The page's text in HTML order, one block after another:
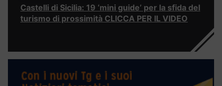
Castelli di Sicilia: 19 ‘mini guide’ per la sfida del
turismo di prossimità CLICCA PER IL VIDEO